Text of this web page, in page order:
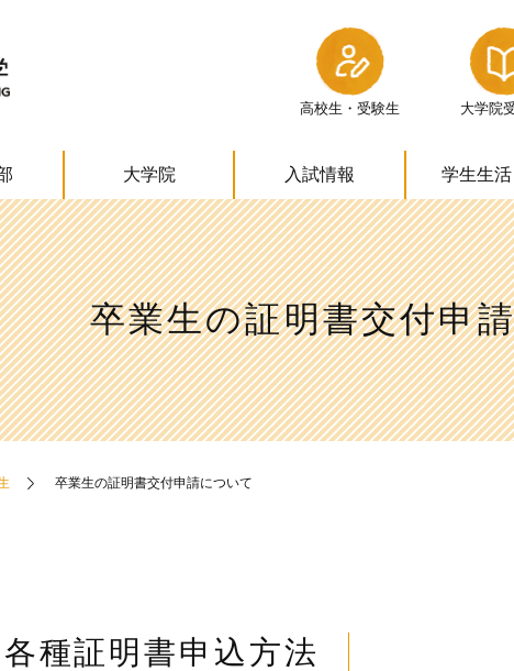
高校生・受験生 大学院
大学院 入試情報 学生生
卒業生の証明書交付申
卒業生の証明書交付申請について
種証明書申込方法